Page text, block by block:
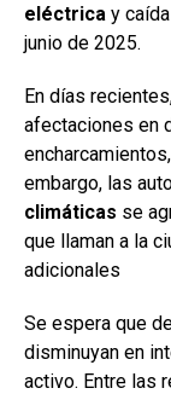
eléctrica y
junio de 2025.
En días
afectaciones en
encharcamientos,
embargo, las
climáticas se
que llaman a la
adicionales
Se espera que
disminuyan en
activo. Entre las